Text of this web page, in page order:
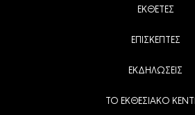
ΕΚΘΕΤΕΣ
ΕΠΙΣΚΕΠΤΕΣ
ΕΚΔΗΛΩΣΕΙΣ
ΤΟ ΕΚΘΕΣΙΑΚΟ